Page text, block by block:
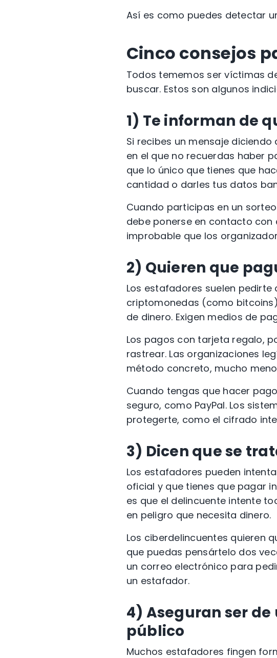
Así es como puedes detectar
Cinco consejos
Todos tememos ser víctimas
buscar. Estos son algunos
1) Te informan de
Si recibes un mensaje
en el que no recuerdas haber
que lo único que tienes que
cantidad o darles tus datos
Cuando participas en un
debe ponerse en contacto
improbable que los
2) Quieren que
Los estafadores suelen pedirte
criptomonedas (como bitcoins
de dinero. Exigen medios de
Los pagos con tarjeta regalo,
rastrear. Las organizaciones
método concreto, mucho
Cuando tengas que hacer
seguro, como PayPal. Los
protegerte, como el cifrado
3) Dicen que se
Los estafadores pueden
oficial y que tienes que pagar
es que el delincuente intente
en peligro que necesita dinero.
Los ciberdelincuentes quieren
que puedas pensártelo dos
un correo electrónico para
un estafador.
4) Aseguran ser de
público
Muchos estafadores fingen